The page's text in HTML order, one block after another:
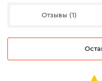
Отзывы (1)